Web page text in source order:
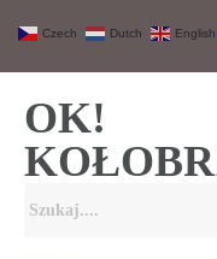
OK!
Czech Dutch English